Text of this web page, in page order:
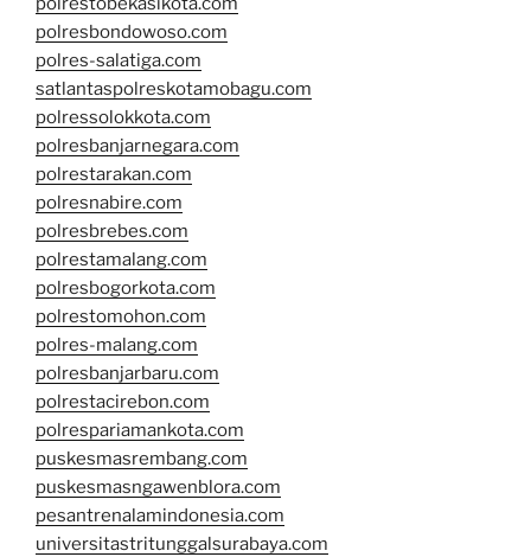
polresbondowoso.com
polres-salatiga.com
satlantaspolreskotamobagu.com
polressolokkota.com
polresbanjarnegara.com
polrestarakan.com
polresnabire.com
polresbrebes.com
polrestamalang.com
polresbogorkota.com
polrestomohon.com
polres-malang.com
polresbanjarbaru.com
polrestacirebon.com
polrespariamankota.com
puskesmasrembang.com
puskesmasngawenblora.com
pesantrenalamindonesia.com
universitastritunggalsurabaya.com